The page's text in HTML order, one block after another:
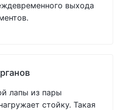
выхода
лапы из пары
стойку. Такая